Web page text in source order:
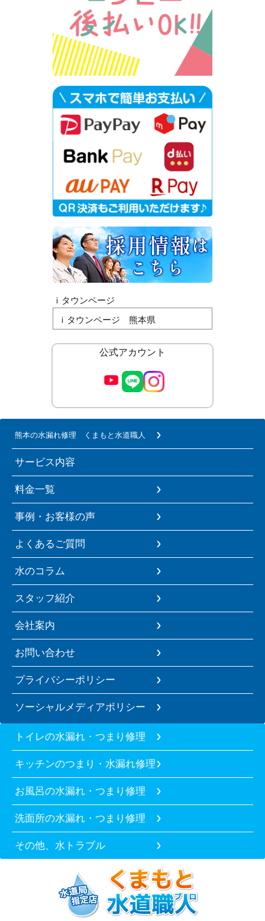
ｉタウンページ
ｉタウンページ 熊本県
公式アカウント
熊本の水漏れ修理 くまもと水道職人
サービス内容
料金一覧
事例・お客様の声
よくあるご質問
水のコラム
スタッフ紹介
会社案内
お問い合わせ
プライバシーポリシー
ソーシャルメディアポリシー
トイレの水漏れ・つまり修理
キッチンのつまり・水漏れ修理
お風呂の水漏れ・つまり修理
洗面所の水漏れ・つまり修理
その他、水トラブル